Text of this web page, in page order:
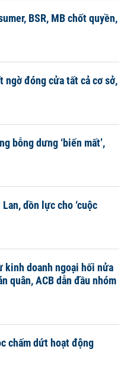
BSR, MB chốt quyền,
ngờ đóng cửa tất cả cơ sở,
bỗng dưng ‘biến mất’,
dồn lực cho ‘cuộc
kinh doanh ngoại hối nửa
quân, ACB dẫn đầu nhóm
chấm dứt hoạt động